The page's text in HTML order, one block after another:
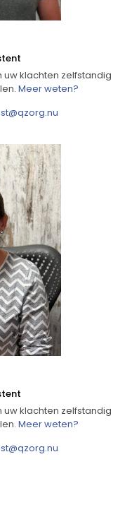
uw klachten zelfstandig
Meer weten?
uw klachten zelfstandig
Meer weten?